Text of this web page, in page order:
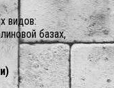
видов:
базах,